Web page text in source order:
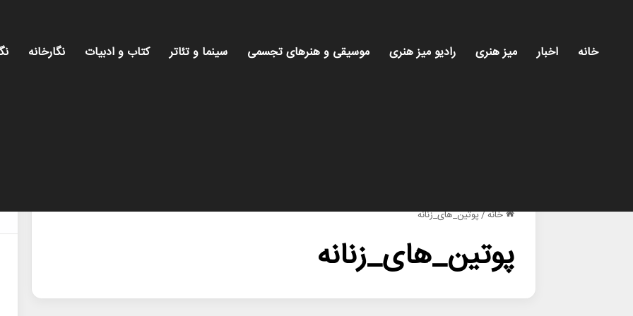
خانه اخبار میز هنری رادیو میز هنری موسیقی و هنرهای تجسمی سینما و تئاتر کتاب و ادبیات نگارخانه
خانه/پوتین_های_زنانه
پوتین_های_زنانه